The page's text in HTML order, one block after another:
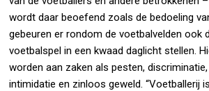
wordt daar beoefend zoals de bedoeling
gebeuren er rondom de voetbalvelden ook
voetbalspel in een kwaad daglicht stellen.
worden aan zaken als pesten,
intimidatie en zinloos geweld. “Voetballerij